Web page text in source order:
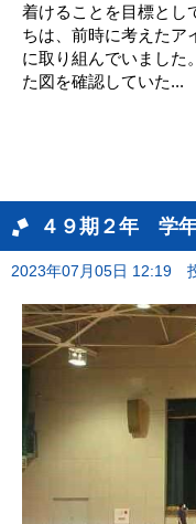
着けることを目標とし
ちは、前時に考えたア
に取り組んでいまし
た図を確認していた...
４９期２年 学
2023年07月05日 12:19